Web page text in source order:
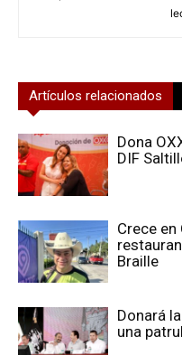
Artículos relacionados
Dona
DIF
Crece
Braille
Donará
una